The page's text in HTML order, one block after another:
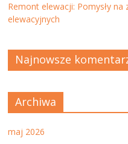
Remont elewacji: Pomysły
elewacyjnych
Najnowsze
Archiwa
maj 2026